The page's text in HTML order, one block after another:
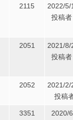
2115
2022/5/
投稿
2051
2021/8/
投稿
2052
2021/
投稿
3351
2020/